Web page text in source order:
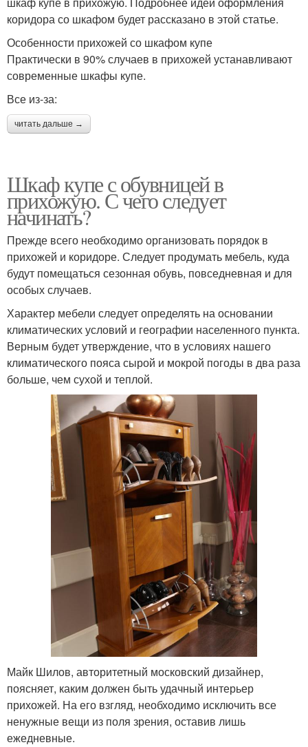
коридора со шкафом будет рассказано в этой статье.
Особенности прихожей со шкафом купе
Практически в 90% случаев в прихожей устанавливают
современные шкафы купе.
Все из-за:
читать дальше →
Шкаф купе с обувницей в
прихожую. С чего следует
начинать?
Прежде всего необходимо организовать порядок в
прихожей и коридоре. Следует продумать мебель, куда
будут помещаться сезонная обувь, повседневная и для
особых случаев.
Характер мебели следует определять на основании
климатических условий и географии населенного пункта.
Верным будет утверждение, что в условиях нашего
климатического пояса сырой и мокрой погоды в два раза
больше, чем сухой и теплой.
Майк Шилов, авторитетный московский дизайнер,
поясняет, каким должен быть удачный интерьер
прихожей. На его взгляд, необходимо исключить все
ненужные вещи из поля зрения, оставив лишь
ежедневные.